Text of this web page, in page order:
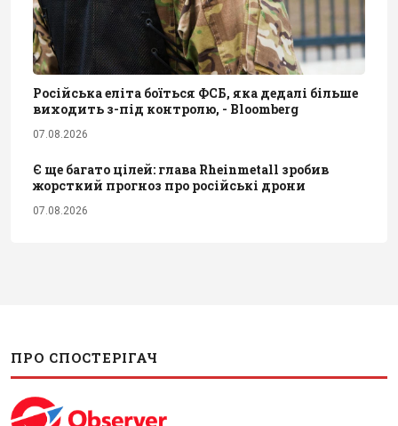
Російська еліта боїться ФСБ, яка дедалі більше
виходить з-під контролю, - Bloomberg
07.08.2026
Є ще багато цілей: глава Rheinmetall зробив
жорсткий прогноз про російські дрони
07.08.2026
ПРО СПОСТЕРІГАЧ